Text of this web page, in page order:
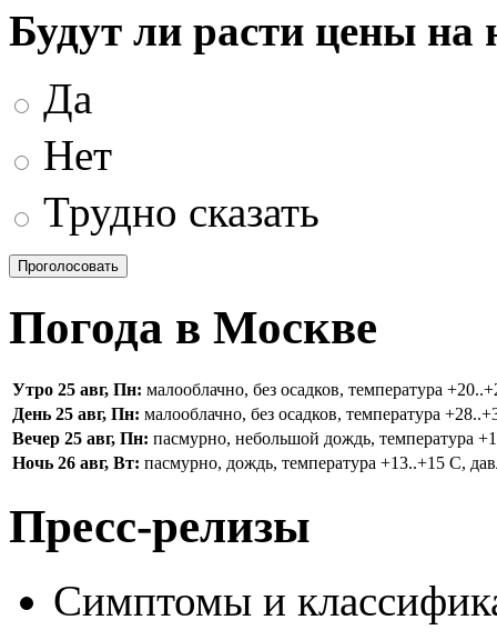
Будут ли расти цены
Да
Нет
Трудно сказать
Погода в Москве
Утро 25 авг, Пн: малооблачно, без осадков, температура
День 25 авг, Пн: малооблачно, без осадков, температура
Вечер 25 авг, Пн: пасмурно, небольшой дождь, температура
Ночь 26 авг, Вт: пасмурно, дождь, температура +13..+15 С,
Пресс-релизы
Симптомы и